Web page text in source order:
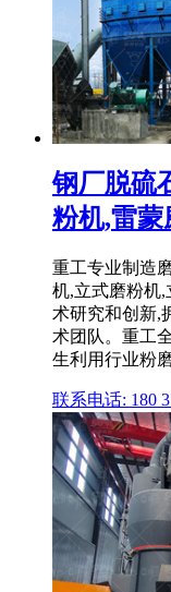
钢厂脱硫
粉机,雷蒙
重工专业制造
机,立式磨粉机,
术研究和创新,
术团队。重工
生利用行业粉
联系电话: 180